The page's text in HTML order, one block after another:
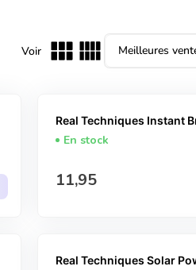
Voir
Real Techniques Instant
En stock
Prix normal
11,95
Real Techniques Solar